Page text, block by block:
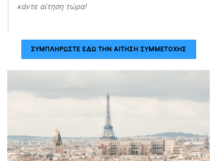
κάντε αίτηση τώρα!
ΣΥΜΠΛΗΡΩΣΤΕ ΕΔΩ ΤΗΝ ΑΙΤΗΣΗ ΣΥΜΜΕΤΟΧΗΣ